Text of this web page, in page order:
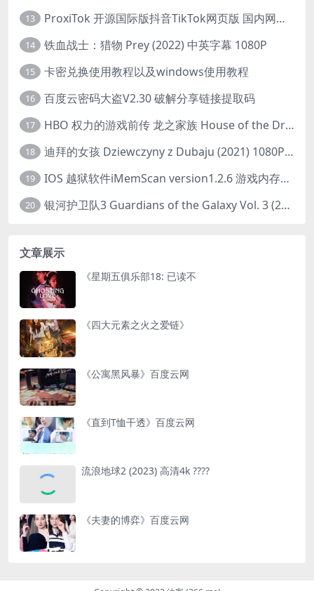
13 ProxiTok 开源国际版抖音TikTok网页版 国内网络直连
14 铁血战士：猎物 Prey (2022) 中英字幕 1080P
15 卡密兑换使用教程以及windows使用教程
16 百度云密码大盗V2.30 破解分享链接提取码
17 HBO 权力的游戏前传 龙之家族 House of the Dragon (2022) 中字 1080P 更新4集
18 迪拜的女孩 Dziewczyny z Dubaju (2021) 1080P 中字
19 IOS 越狱软件iMemScan version1.2.6 游戏内存修改器
20 银河护卫队3 Guardians of the Galaxy Vol. 3 (2023)4K高清资源1080p只分享精品
文章展示
《星期五俱乐部18: 已读不
《四大元素之火之爱链》
《公寓黑风暴》百度云网
《直到T恤干透》百度云网
流浪地球2 (2023) 高清4k ????
《夫妻的博弈》百度云网